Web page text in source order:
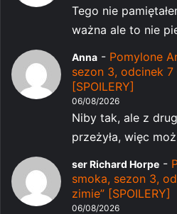
Tego nie
ważna ale to nie
Anna - Pomylone
sezon 3, odcinek 7
[SPOILERY]
06/08/2026
Niby tak, ale z
przeżyła, więc
ser Richard Horpe -
smoka, sezon 3,
zimie” [SPOILERY]
06/08/2026